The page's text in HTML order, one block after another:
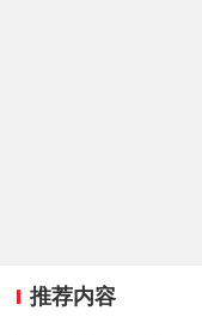
推荐内容